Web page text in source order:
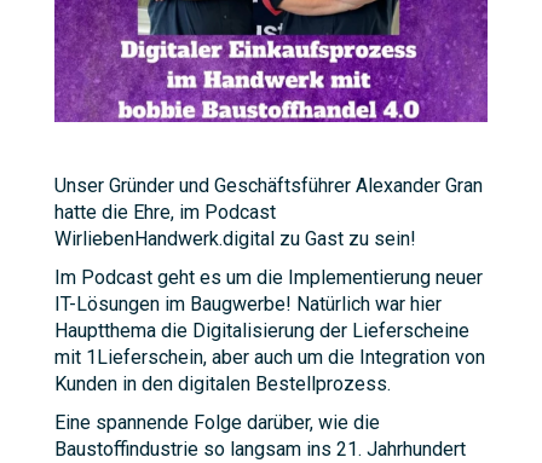
Unser Gründer und Geschäftsführer Alexander Gran
hatte die Ehre, im Podcast
WirliebenHandwerk.digital zu Gast zu sein!
Im Podcast geht es um die Implementierung neuer
IT-Lösungen im Baugwerbe! Natürlich war hier
Hauptthema die Digitalisierung der Lieferscheine
mit 1Lieferschein, aber auch um die Integration von
Kunden in den digitalen Bestellprozess.
Eine spannende Folge darüber, wie die
Baustoffindustrie so langsam ins 21. Jahrhundert